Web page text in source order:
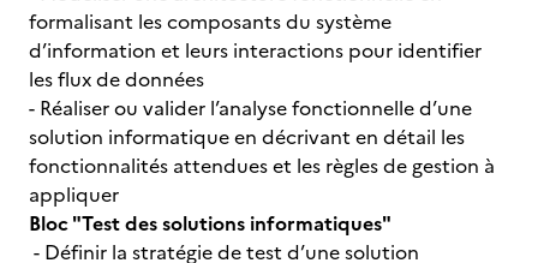
formalisant les composants du système
d’information et leurs interactions pour identifier
les flux de données
- Réaliser ou valider l’analyse fonctionnelle d’une
solution informatique en décrivant en détail les
fonctionnalités attendues et les règles de gestion à
appliquer
Bloc "Test des solutions informatiques"
- Définir la stratégie de test d’une solution